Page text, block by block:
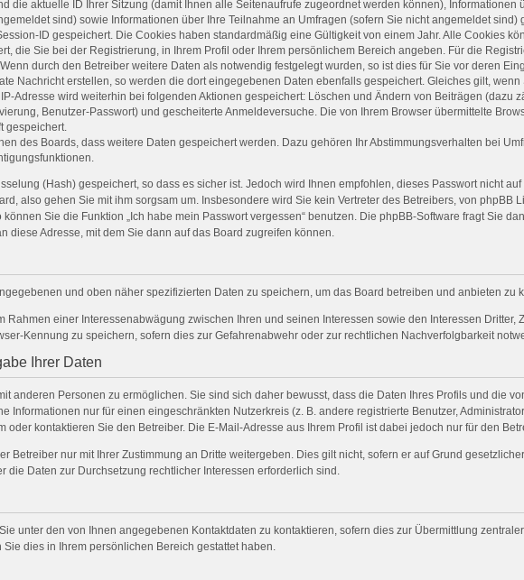
die aktuelle ID Ihrer Sitzung (damit Ihnen alle Seitenaufrufe zugeordnet werden können),
sind) sowie Informationen über Ihre Teilnahme an Umfragen (sofern Sie nicht angemeldet sind)
ID gespeichert. Die Cookies haben standardmäßig eine Gültigkeit von einem Jahr. Alle Cookies
die Sie bei der Registrierung, in Ihrem Profil oder Ihrem persönlichem Bereich angeben. Für die
durch den Betreiber weitere Daten als notwendig festgelegt wurden, so ist dies für Sie vor deren
Nachricht erstellen, so werden die dort eingegebenen Daten ebenfalls gespeichert. Gleiches gilt,
Adresse wird weiterhin bei folgenden Aktionen gespeichert: Löschen und Ändern von Beiträgen (dazu
Benutzer-Passwort) und gescheiterte Anmeldeversuche. Die von Ihrem Browser übermittelte
gespeichert.
des Boards, dass weitere Daten gespeichert werden. Dazu gehören Ihr Abstimmungsverhalten bei
(Hash) gespeichert, so dass es sicher ist. Jedoch wird Ihnen empfohlen, dieses Passwort nicht
also gehen Sie mit ihm sorgsam um. Insbesondere wird Sie kein Vertreter des Betreibers, von phpBB
Sie die Funktion „Ich habe mein Passwort vergessen“ benutzen. Die phpBB-Software fragt Sie
diese Adresse, mit dem Sie dann auf das Board zugreifen können.
und oben näher spezifizierten Daten zu speichern, um das Board betreiben und anbieten zu
Rahmen einer Interessenabwägung zwischen Ihren und seinen Interessen sowie den Interessen Dritter,
Kennung zu speichern, sofern dies zur Gefahrenabwehr oder zur rechtlichen Nachverfolgbarkeit
Ihrer Daten
anderen Personen zu ermöglichen. Sie sind sich daher bewusst, dass die Daten Ihres Profils und die
Informationen nur für einen eingeschränkten Nutzerkreis (z. B. andere registrierte Benutzer,
oder kontaktieren Sie den Betreiber. Die E-Mail-Adresse aus Ihrem Profil ist dabei jedoch nur für den
Betreiber nur mit Ihrer Zustimmung an Dritte weitergeben. Dies gilt nicht, sofern er auf Grund
die Daten zur Durchsetzung rechtlicher Interessen erforderlich sind.
unter den von Ihnen angegebenen Kontaktdaten zu kontaktieren, sofern dies zur Übermittlung
dies in Ihrem persönlichen Bereich gestattet haben.